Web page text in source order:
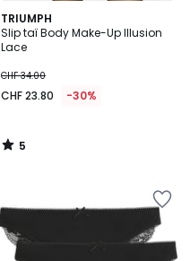
TRIUMPH
Slip taï Body Make-Up Illusion
Lace
CHF 34.00
CHF 23.80 -30%
5
/
5
5
/